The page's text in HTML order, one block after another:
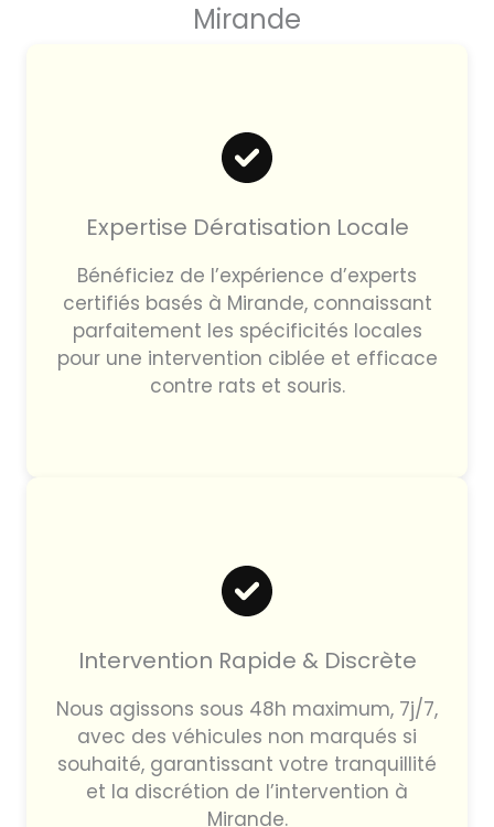
Mirande
Expertise Dératisation Locale
Bénéficiez de l’expérience d’experts
certifiés basés à Mirande, connaissant
parfaitement les spécificités locales
pour une intervention ciblée et efficace
contre rats et souris.
Intervention Rapide & Discrète
Nous agissons sous 48h maximum, 7j/7,
avec des véhicules non marqués si
souhaité, garantissant votre tranquillité
et la discrétion de l’intervention à
Mirande.